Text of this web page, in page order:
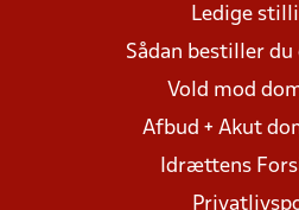
Ledige
Sådan bestiller
Vold mod
Afbud + Akut
Idrættens